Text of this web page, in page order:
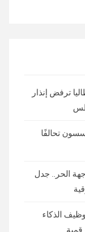
ترفض إنذار
تحالفًا
الحر.. جدل
الذكاء